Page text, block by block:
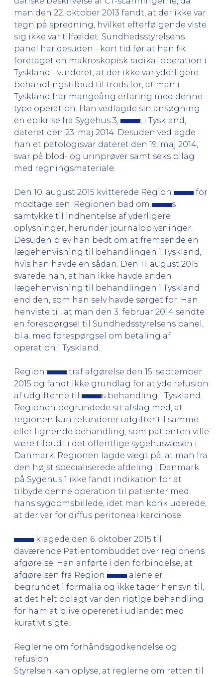
man den 22. oktober 2013 fandt, at der ikke var
tegn på spredning, hvilket efterfølgende viste
sig ikke var tilfældet. Sundhedsstyrelsens
panel har desuden - kort tid før at han fik
foretaget en makroskopisk radikal operation i
Tyskland - vurderet, at der ikke var yderligere
behandlingstilbud til trods for, at man i
Tyskland har mangeårig erfaring med denne
type operation. Han vedlagde sin ansøgning
en epikrise fra Sygehus 3,
, i Tyskland,
dateret den 23. maj 2014. Desuden vedlagde
han et patologisvar dateret den 19. maj 2014,
svar på blod- og urinprøver samt seks bilag
med regningsmateriale.
Den 10. august 2015 kvitterede Region
for
modtagelsen. Regionen bad om
s
samtykke til indhentelse af yderligere
oplysninger, herunder journaloplysninger.
Desuden blev han bedt om at fremsende en
lægehenvisning til behandlingen i Tyskland,
hvis han havde en sådan. Den 11. august 2015
svarede han, at han ikke havde anden
lægehenvisning til behandlingen i Tyskland
end den, som han selv havde sørget for. Han
henviste til, at man den 3. februar 2014 sendte
en forespørgsel til Sundhedsstyrelsens panel,
bl.a. med forespørgsel om betaling af
operation i Tyskland.
Region
traf afgørelse den 15. september
2015 og fandt ikke grundlag for at yde refusion
af udgifterne til
s behandling i Tyskland.
Regionen begrundede sit afslag med, at
regionen kun refunderer udgifter til samme
eller lignende behandling, som patienten ville
være tilbudt i det offentlige sygehusvæsen i
Danmark. Regionen lagde vægt på, at man fra
den højst specialiserede afdeling i Danmark
på Sygehus 1 ikke fandt indikation for at
tilbyde denne operation til patienter med
hans sygdomsbillede, idet man konkluderede,
at der var for diffus peritoneal karcinose.
klagede den 6. oktober 2015 til
daværende Patientombuddet over regionens
afgørelse. Han anførte i den forbindelse, at
afgørelsen fra Region
alene er
begrundet i formalia og ikke tager hensyn til,
at det helt oplagt var den rigtige behandling
for ham at blive opereret i udlandet med
kurativt sigte.
Reglerne om forhåndsgodkendelse og
refusion
Styrelsen kan oplyse, at reglerne om retten til